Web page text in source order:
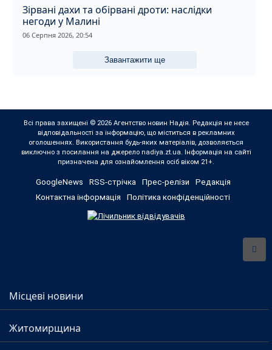
Зірвані дахи та обірвані дроти: наслідки
негоди у Малині
06 Серпня 2026, 20:54
Завантажити ще
Всі права захищені © 2026 Агентство новин Надія. Редакція не несе
відповідальності за інформацію, що міститься в рекламних
оголошеннях. Використання будь-яких матеріалів, дозволяється
виключно з посилання на джерело nadiya.zt.ua. Інформація на сайті
призначена для ознайомлення осіб віком 21+.
GoogleNews RSS-стрічка Прес-релізи
Редакція
Контактна інформація
Політика конфіденційності
Місцеві новини
Житомирщина